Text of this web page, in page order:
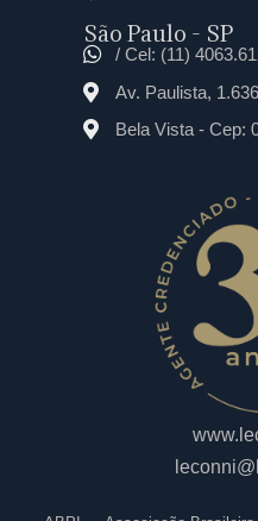
São Paulo - SP
/ Cel: (11)
Av. Paulista,
Bela Vista - Cep: